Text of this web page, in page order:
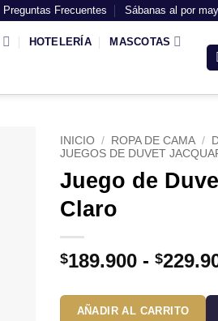
Preguntas Frecuentes Sábanas al por
HOTELERÍA MASCOTAS
INICIO / ROPA DE CAMA /
JUEGOS DE DUVET
Juego de
Claro
$189.900 - $
AÑADIR AL CARRITO